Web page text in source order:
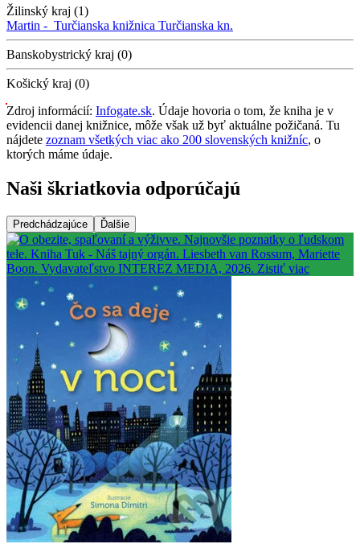
Žilinský kraj (1)
Martin - Turčianska knižnica Turčianska kn.
Banskobystrický kraj (0)
Košický kraj (0)
Zdroj informácií: Infogate.sk. Údaje hovoria o tom, že kniha je v
evidencii danej knižnice, môže však už byť aktuálne požičaná. Tu
nájdete zoznam všetkých viac ako 200 slovenských knižníc, o
ktorých máme údaje.
Naši škriatkovia odporúčajú
Predchádzajúce Ďalšie